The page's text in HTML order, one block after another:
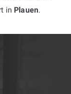
in Plauen.